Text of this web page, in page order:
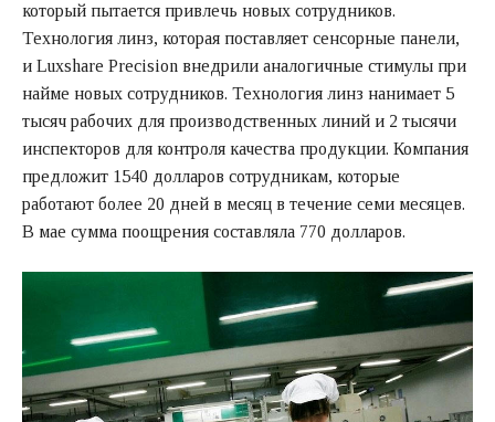
который пытается привлечь новых сотрудников.
Технология линз, которая поставляет сенсорные панели,
и Luxshare Precision внедрили аналогичные стимулы при
найме новых сотрудников. Технология линз нанимает 5
тысяч рабочих для производственных линий и 2 тысячи
инспекторов для контроля качества продукции. Компания
предложит 1540 долларов сотрудникам, которые
работают более 20 дней в месяц в течение семи месяцев.
В мае сумма поощрения составляла 770 долларов.